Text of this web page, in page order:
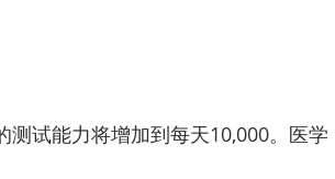
测试能力将增加到每天10,000。医学